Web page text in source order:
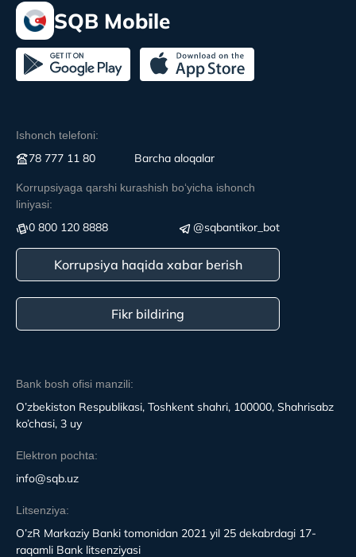
Bank bosh ofisi manzili:
O’zbekiston Respublikasi, Toshkent shahri, 100000, Shahrisabz
ko’chasi, 3 uy
Elektron pochta:
info@sqb.uz
Litsenziya:
O’zR Markaziy Banki tomonidan 2021 yil 25 dekabrdagi 17-
raqamli Bank litsenziyasi
SQB Mobile
Ishonch telefoni:
78 777 11 80 Вarcha aloqalar
Korrupsiyaga qarshi kurashish boʻyicha ishonch
liniyasi:
0 800 120 8888 @sqbantikor_bot
Korrupsiya haqida xabar berish
Fikr bildiring